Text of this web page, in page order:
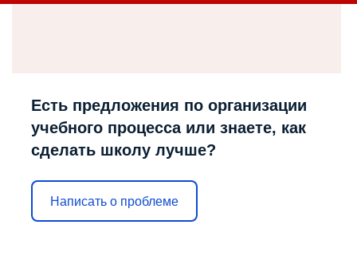
Есть предложения по организации
учебного процесса или знаете, как
сделать школу лучше?
Написать о проблеме